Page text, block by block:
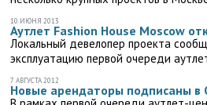
10 ИЮНЯ 2013
Аутлет Fashion House Moscow
Локальный девелопер проекта
эксплуатацию первой очереди
7 АВГУСТА 2012
Новые арендаторы подписаны в